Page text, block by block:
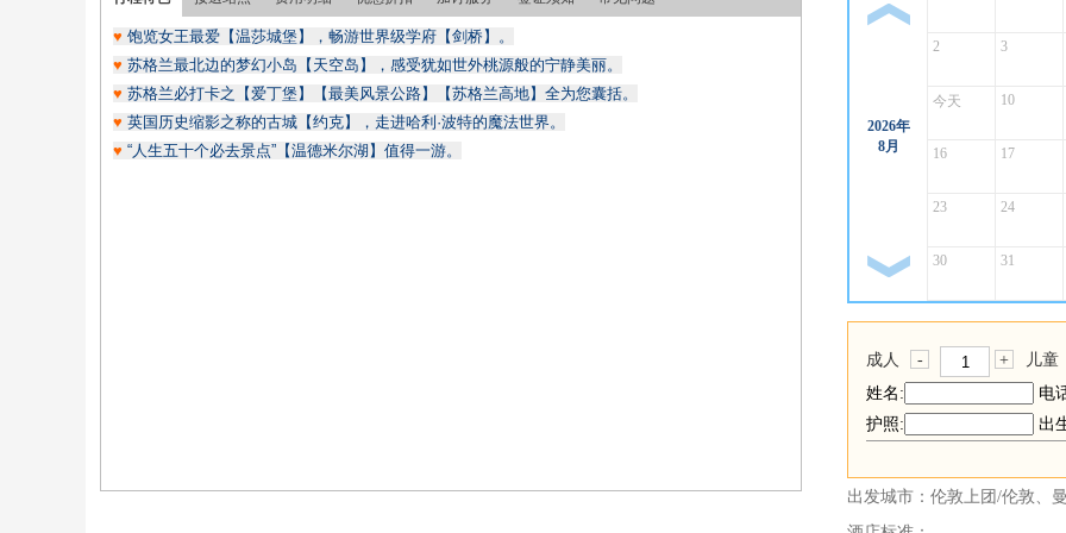
♥ 饱览女王最爱【温莎城堡】，畅游世界级学府【剑桥】。
♥ 苏格兰最北边的梦幻小岛【天空岛】，感受犹如世外桃源般的宁静美丽。
♥ 苏格兰必打卡之【爱丁堡】【最美风景公路】【苏格兰高地】全为您囊括。
♥ 英国历史缩影之称的古城【约克】，走进哈利·波特的魔法世界。
♥ “人生五十个必去景点”【温德米尔湖】值得一游。
成人 - +
儿童
姓名:
电
护照:
出
出发城市：伦敦上团/伦敦、
2026年
8月
2 3
今天 10
16 17
23 24
30 31